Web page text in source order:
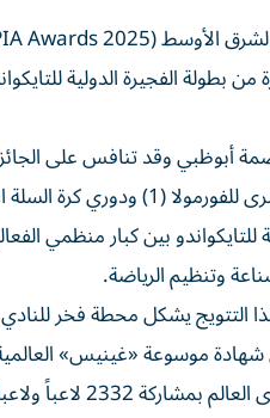
في قاعة «أرينا سبيس 42» في العاصمة
للتايكواندو بين كبار منظمي
وتنظيم الرياضة.
التتويج يشكل محطة فخر
موسوعة «غينيس»
2332 لاعباً ولاعبة.